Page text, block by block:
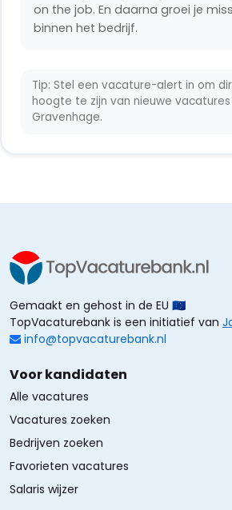
on the job. En daarna groei je
binnen het bedrijf.
Tip: Stel een vacature-alert in om
hoogte te zijn van nieuwe vacatures
Gravenhage.
Gemaakt en gehost in de EU 🇪🇺
TopVacaturebank is een initiatief van
info@topvacaturebank.nl
Voor kandidaten
Alle vacatures
Vacatures zoeken
Bedrijven zoeken
Favorieten vacatures
Salaris wijzer